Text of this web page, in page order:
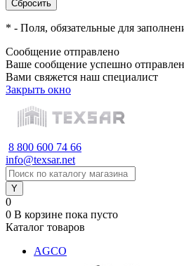
* - Поля, обязательные для
Сообщение отправлено
Ваше сообщение успешно
Вами свяжется наш специалист
Закрыть окно
8 800 600 74 66
info@texsar.net
0
0 В корзине пока пусто
Каталог товаров
AGCO